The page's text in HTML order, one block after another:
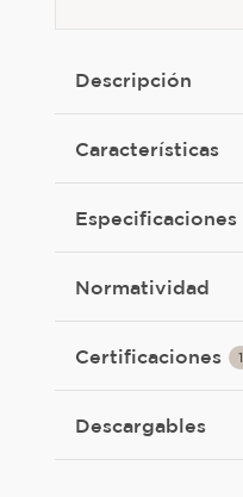
Descripción
Características
Especificaciones
Normatividad
Certificaciones 1
Descargables